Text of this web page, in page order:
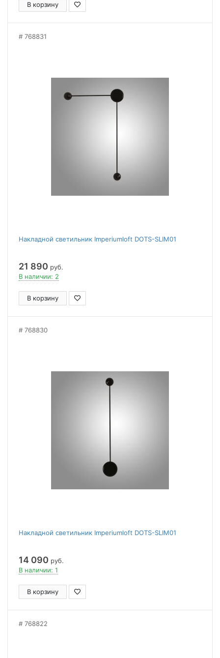
В корзину
768831
Накладной светильник Imperiumloft DOTS-SLIM01
21 890 руб.
В наличии: 2
В корзину
768830
Накладной светильник Imperiumloft DOTS-SLIM01
14 090 руб.
В наличии: 1
В корзину
768822